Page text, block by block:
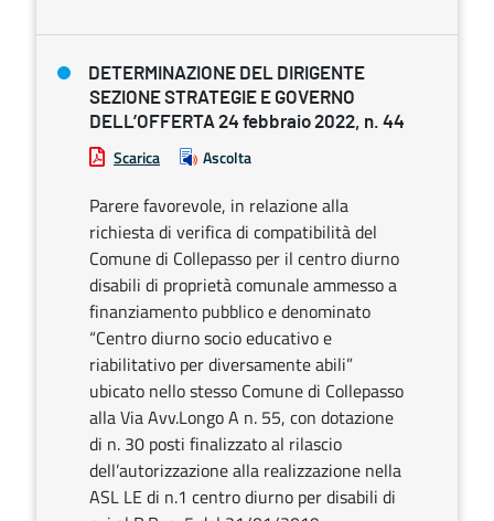
DETERMINAZIONE DEL DIRIGENTE
SEZIONE STRATEGIE E GOVERNO
DELL’OFFERTA 24 febbraio 2022, n. 44
Scarica Ascolta
Parere favorevole, in relazione alla
richiesta di verifica di compatibilità del
Comune di Collepasso per il centro diurno
disabili di proprietà comunale ammesso a
finanziamento pubblico e denominato
“Centro diurno socio educativo e
riabilitativo per diversamente abili”
ubicato nello stesso Comune di Collepasso
alla Via Avv.Longo A n. 55, con dotazione
di n. 30 posti finalizzato al rilascio
dell’autorizzazione alla realizzazione nella
ASL LE di n.1 centro diurno per disabili di